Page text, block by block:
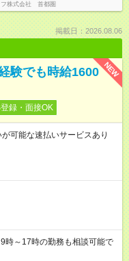
フ株式会社 首都圏
掲載日：2026.08.06
NEW
験でも時給1600
録・面接OK
可能な速払いサービスあり
～17時の勤務も相談可能で